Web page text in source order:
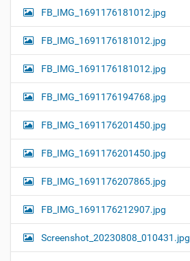
FB_IMG_1691176181012.jpg
FB_IMG_1691176181012.jpg
FB_IMG_1691176181012.jpg
FB_IMG_1691176194768.jpg
FB_IMG_1691176201450.jpg
FB_IMG_1691176201450.jpg
FB_IMG_1691176207865.jpg
FB_IMG_1691176212907.jpg
Screenshot_20230808_010431.jpg